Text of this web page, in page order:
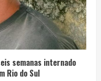
semanas internado
Rio do Sul